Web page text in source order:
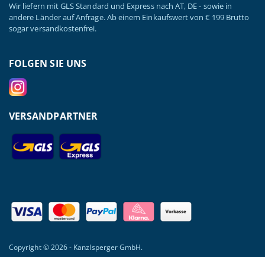
Wir liefern mit GLS Standard und Express nach AT, DE - sowie in
andere Länder auf Anfrage. Ab einem Einkaufswert von € 199 Brutto
sogar versandkostenfrei.
FOLGEN SIE UNS
VERSANDPARTNER
Copyright © 2026 - Kanzlsperger GmbH.